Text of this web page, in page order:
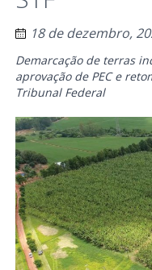
18 de dezembro,
Demarcação de terras
aprovação de PEC e
Tribunal Federal